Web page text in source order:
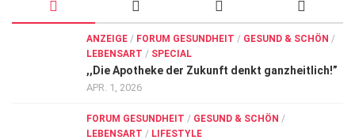
ANZEIGE / FORUM GESUNDHEIT / GESUND & SCHÖN /
LEBENSART / SPECIAL
,,Die Apotheke der Zukunft denkt ganzheitlich!”
APR. 1, 2026
FORUM GESUNDHEIT / GESUND & SCHÖN /
LEBENSART / LIFESTYLE